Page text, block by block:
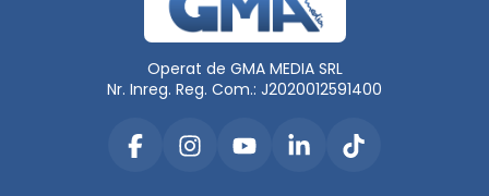
Operat de GMA MEDIA SRL
Nr. Inreg. Reg. Com.: J2020012591400